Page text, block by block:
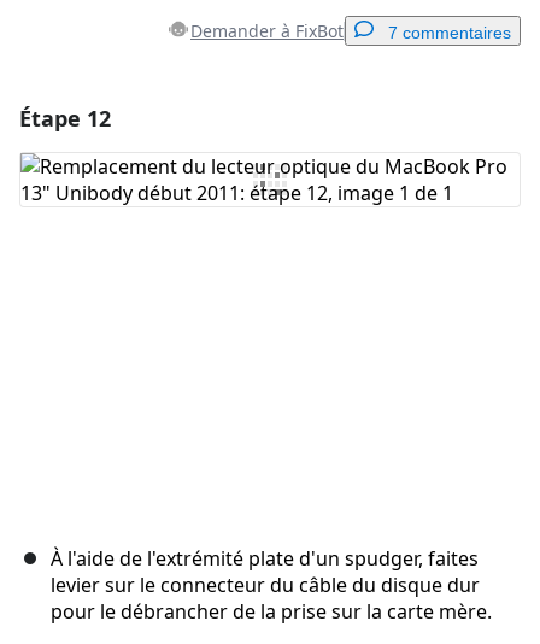
Demander à FixBot 7 commentaires
Ajouter un commentaire
Étape 12
À l'aide de l'extrémité plate d'un spudger, faites
levier sur le connecteur du câble du disque dur
pour le débrancher de la prise sur la carte mère.